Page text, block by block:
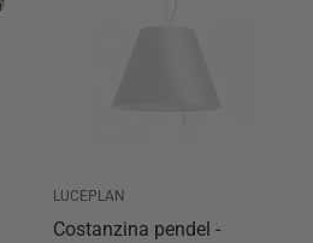
LUCEPLAN
Costanzina pendel -